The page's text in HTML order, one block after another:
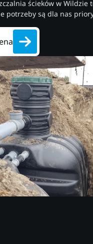
ścieków w Wildzie
potrzeby są dla nas